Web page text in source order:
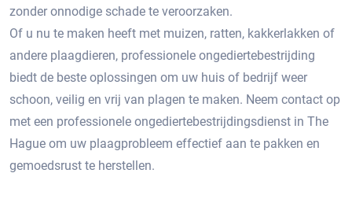
zonder onnodige schade te veroorzaken.​
Of u nu te maken heeft met muizen, ratten, kakkerlakken of
andere plaagdieren, professionele ongediertebestrijding
biedt de beste oplossingen om uw huis of bedrijf weer
schoon, veilig en vrij van plagen te maken.​ Neem contact op
met een professionele ongediertebestrijdingsdienst in The
Hague om uw plaagprobleem effectief aan te pakken en
gemoedsrust te herstellen.​